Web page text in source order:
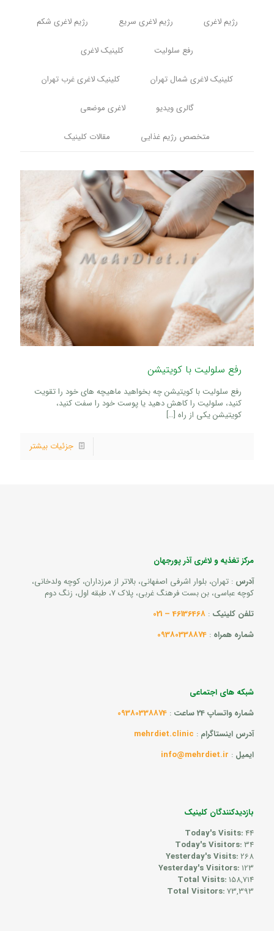
رژیم لاغری رژیم لاغری سریع رژیم لاغری شکم
رفع سلولیت کلینیک لاغری
کلینیک لاغری شمال تهران کلینیک لاغری غرب تهران
گالری ویدیو لاغری موضعی
متخصص رژیم غذایی مقالات کلینیک
رفع سلولیت با کویتیشن
رفع سلولیت با کویتیشن چه بخواهید ماهیچه های خود را تقویت
کنید، سلولیت را کاهش دهید یا پوست خود را سفت کنید،
کویتیشن یکی از راه […]
جزئیات بیشتر
مرکز تغذیه و لاغری آذر پورجهان
آدرس : تهران، بلوار اشرفی اصفهانی، بالاتر از مرزداران، کوچه ولدخانی،
کوچه عباسی، بن بست فرهنگ غربی، پلاک 7، طبقه اول، زنگ دوم
تلفن کلینیک :
46136468 – 021
شماره همراه :
09380338874
شبکه های اجتماعی
شماره واتساپ 24 ساعت
:
09380338874
آدرس اینستاگرام :
mehrdiet.clinic
ایمیل :
info@mehrdiet.ir
بازدیدکنندگان کلینیک
Today's Visits:44
Today's Visitors:34
Yesterday's Visits:268
Yesterday's Visitors:123
Total Visits:158,714
Total Visitors:73,393